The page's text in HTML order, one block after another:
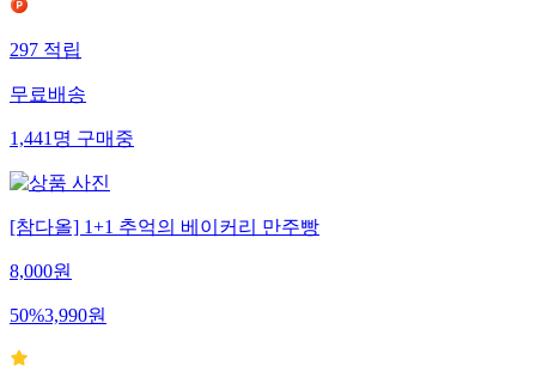
297 적립
무료배송
1,441 명 구매중
[참다올] 1+1 추억의 베이커리 만주빵
8,000원
50%3,990원